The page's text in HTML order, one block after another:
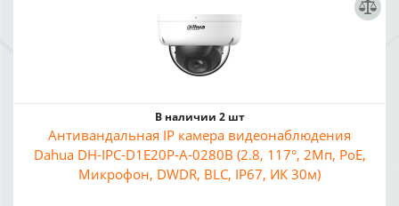
В наличии 2 шт
Антивандальная IP камера видеонаблюдения
Dahua DH-IPC-D1E20P-A-0280B (2.8, 117°, 2Мп, PoE,
Микрофон, DWDR, BLC, IP67, ИК 30м)